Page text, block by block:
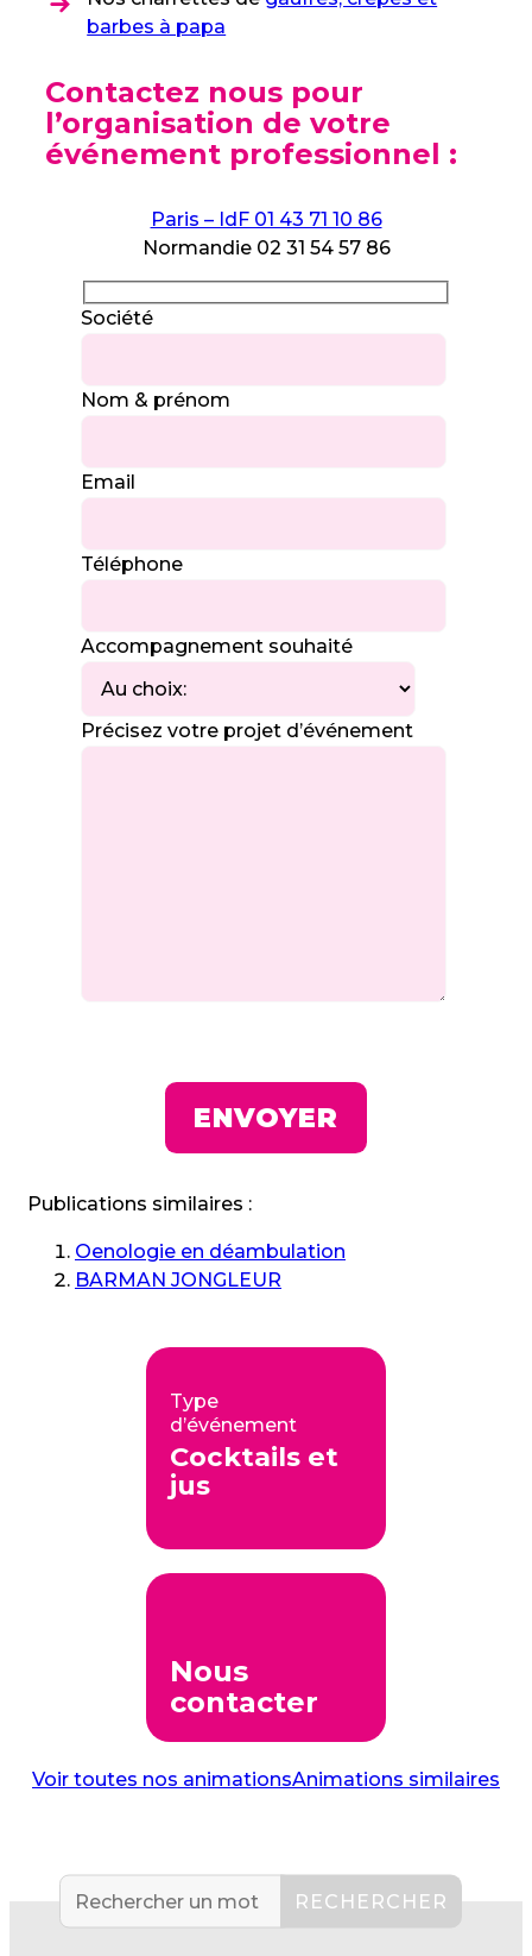
barbes à papa
Contactez nous pour
l’organisation de votre
événement professionnel :
Paris – IdF 01 43 71 10 86
Normandie 02 31 54 57 86
Société
Nom & prénom
Email
Téléphone
Accompagnement souhaité
Précisez votre projet d’événement
Publications similaires :
Oenologie en déambulation
BARMAN JONGLEUR
Type
d’événement
Cocktails et
jus
Nous
contacter
Voir toutes nos animationsAnimations similaires